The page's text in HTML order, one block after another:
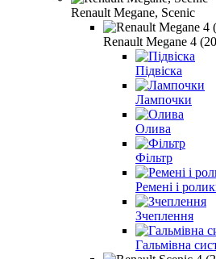
Renault Megane, Scenic
Renault Megane 4
Підвіска
Лампочки
Олива
Фільтр
Ремені і
Зчеплення
Гальмівна